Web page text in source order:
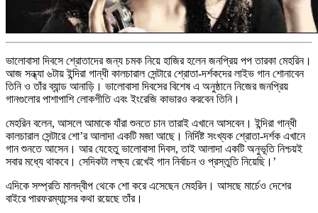
ভালোবাসা দিবসে শ্রোতাদের জন্য চমক নিয়ে হাজির হলেন জনপ্রিয় পপ তারকা মেহরিন।
আজ সন্ধ্যা ৬টায় ইন্দিরা গান্ধী কালচারাল সেন্টারে শ্রোতা-দর্শকদের লাইভ গান শোনাবেন
তিনি ও তাঁর ব্যান্ড আনাড়ি। ভালোবাসা দিবসের বিশেষ এ অনুষ্ঠানে নিজের জনপ্রিয়
গানগুলোর পাশাপাশি লোকগীতি এবং ইংরেজি কাভারও করবেন তিনি।
মেহরিন বলেন, আসলে আমাকে যাঁরা শুনতে চান তারাই এখানে আসবেন। ইন্দিরা গান্ধী
কালচারাল সেন্টারে শো’র আলাদা একটি মজা আছে। নির্দিষ্ট সংখ্যক শ্রোতা-দর্শক এখানে
গান শুনতে আসেন। আর যেহেতু ভালোবাসা দিবস, তাই আলাদা একটি অনুভূতি নিশ্চয়ই
সবার মধ্যে থাকবে। সেদিকটা লক্ষ্য রেখেই গান নির্বাচন ও প্রস্তুতি নিয়েছি।’
এদিকে সম্প্রতি মালদ্বীপ থেকে শো করে এসেছেন মেহরিন। আসছে মার্চেও দেশের
বাইরে পারফরম্যান্সের কথা রয়েছে তাঁর।